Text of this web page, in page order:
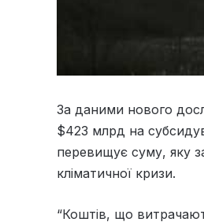
За даними нового
$423 млрд на
перевищує суму, яку
кліматичної кризи.
“Коштів, що